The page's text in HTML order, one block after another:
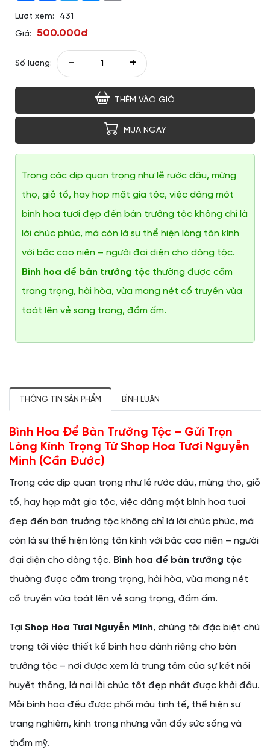
Lượt xem:
431
Giá:
500.000đ
Số lượng: - +
THÊM VÀO GIỎ
MUA NGAY
Trong các dịp quan trọng như lễ rước dâu, mừng
thọ, giỗ tổ, hay họp mặt gia tộc, việc dâng một
bình hoa tươi đẹp đến bàn trưởng tộc không chỉ là
lời chúc phúc, mà còn là sự thể hiện lòng tôn kính
với bậc cao niên – người đại diện cho dòng tộc.
Bình hoa để bàn trưởng tộc thường được cắm
trang trọng, hài hòa, vừa mang nét cổ truyền vừa
toát lên vẻ sang trọng, đầm ấm.
THÔNG TIN SẢN PHẨM BÌNH LUẬN
Bình Hoa Để Bàn Trưởng Tộc – Gửi Trọn
Lòng Kính Trọng Từ Shop Hoa Tươi Nguyễn
Minh (Cần Đước)
Trong các dịp quan trọng như lễ rước dâu, mừng thọ, giỗ
tổ, hay họp mặt gia tộc, việc dâng một bình hoa tươi
đẹp đến bàn trưởng tộc không chỉ là lời chúc phúc, mà
còn là sự thể hiện lòng tôn kính với bậc cao niên – người
đại diện cho dòng tộc. Bình hoa để bàn trưởng tộc
thường được cắm trang trọng, hài hòa, vừa mang nét
cổ truyền vừa toát lên vẻ sang trọng, đầm ấm.
Tại Shop Hoa Tươi Nguyễn Minh, chúng tôi đặc biệt chú
trọng tới việc thiết kế bình hoa dành riêng cho bàn
trưởng tộc – nơi được xem là trung tâm của sự kết nối
huyết thống, là nơi lời chúc tốt đẹp nhất được khởi đầu.
Mỗi bình hoa đều được phối màu tinh tế, thể hiện sự
trang nghiêm, kính trọng nhưng vẫn đầy sức sống và
thẩm mỹ.